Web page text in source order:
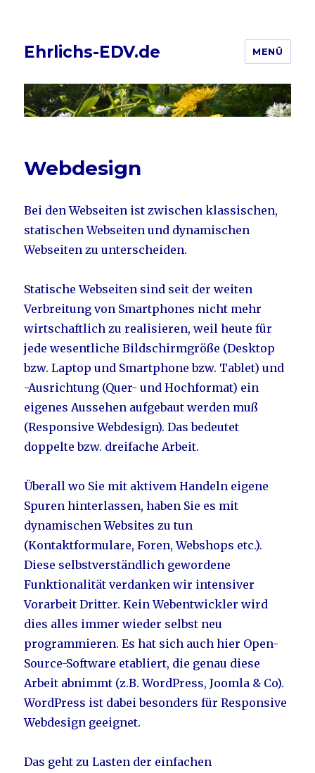
Ehrlichs-EDV.de MENÜ
Webdesign
Bei den Webseiten ist zwischen klassischen,
statischen Webseiten und dynamischen
Webseiten zu unterscheiden.
Statische Webseiten sind seit der weiten
Verbreitung von Smartphones nicht mehr
wirtschaftlich zu realisieren, weil heute für
jede wesentliche Bildschirmgröße (Desktop
bzw. Laptop und Smartphone bzw. Tablet) und
-Ausrichtung (Quer- und Hochformat) ein
eigenes Aussehen aufgebaut werden muß
(Responsive Webdesign). Das bedeutet
doppelte bzw. dreifache Arbeit.
Überall wo Sie mit aktivem Handeln eigene
Spuren hinterlassen, haben Sie es mit
dynamischen Websites zu tun
(Kontaktformulare, Foren, Webshops etc.).
Diese selbstverständlich gewordene
Funktionalität verdanken wir intensiver
Vorarbeit Dritter. Kein Webentwickler wird
dies alles immer wieder selbst neu
programmieren. Es hat sich auch hier Open-
Source-Software etabliert, die genau diese
Arbeit abnimmt (z.B. WordPress, Joomla & Co).
WordPress ist dabei besonders für Responsive
Webdesign geeignet.
Das geht zu Lasten der einfachen